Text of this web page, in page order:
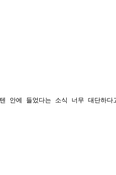
안에 들었다는 소식 너무 대단하다